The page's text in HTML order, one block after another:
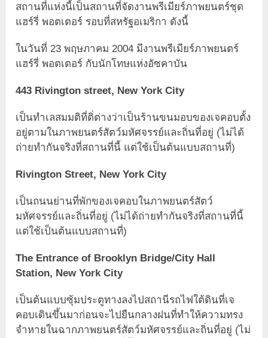
สถานที่แห่งนี้เป็นสถานที่จัดงานพรีเมียร์ภาพยนตร์ชุด
แฮร์รี่ พอตเตอร์ รอบที่สหรัฐอเมริกา ดังนี้
ในวันที่ 23 พฤษภาคม 2004 มีงานพรีเมียร์ภาพยนตร์
แฮร์รี่ พอตเตอร์ กับนักโทษแห่งอัซคาบัน
443 Rivington street, New York City
เป็นทำเลสมมติที่ติ่ต่างว่าเป็นร้านขนมอบของเจคอบตั้ง
อยู่ตามในภาพยนตร์สัตว์มหัศจรรย์และถิ่นที่อยู่ (ไม่ได้
ถ่ายทำกันจริงที่สถานที่นี้ แต่ใช้เป็นต้นแบบสถานที่)
Rivington Street, New York City
เป็นถนนย่านที่พักของเจคอบในภาพยนตร์สัตว์
มหัศจรรย์และถิ่นที่อยู่ (ไม่ได้ถ่ายทำกันจริงที่สถานที่นี้
แต่ใช้เป็นต้นแบบสถานที่)
The Entrance of Brooklyn Bridge/City Hall
Station, New York City
เป็นต้นแบบซุ้มประตูทางลงไปสถานีรถไฟใต้ดินที่เจ
คอบเดินขึ้นมาก่อนจะไปยืนกลางฝนที่ทำให้ความทรง
จำหายในฉากภาพยนตร์สัตว์มหัศจรรย์และถิ่นที่อยู่ (ไม่